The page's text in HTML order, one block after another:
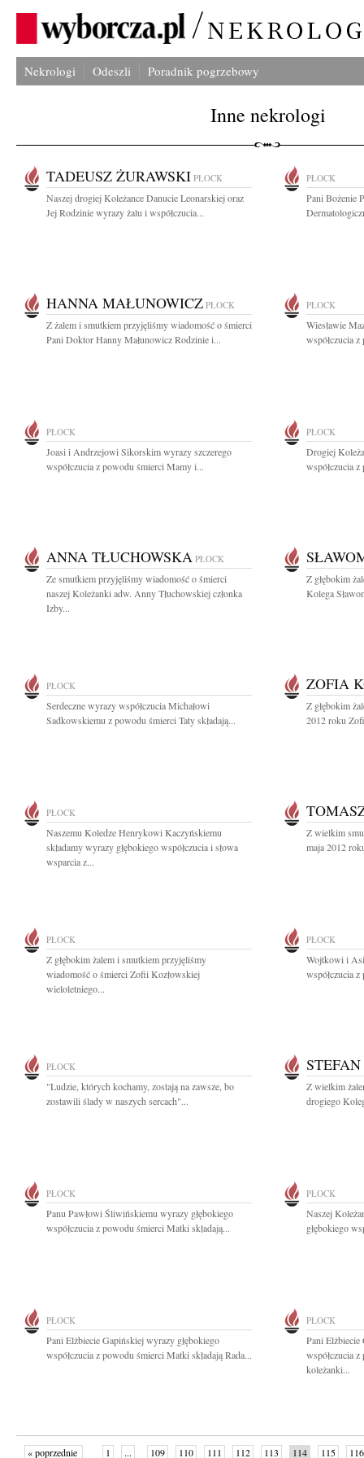
Nekrologi Odeszli Poradnik pogrzebowy
Inne nekrologi
TADEUSZ ŻURAWSKI PŁOCK
Naszej drogiej Koleżance Danucie Leonarskiej oraz
Jej Rodzinie wyrazy żalu i współczucia...
PŁOCK
Pani Bożenie
HANNA MAŁUNOWICZ PŁOCK
Z żalem i smutkiem przyjęliśmy wiadomość o śmierci
Pani Doktor Hanny Małunowicz Rodzinie i...
PŁOCK
Wiesławie
współczucia
PŁOCK
Joasi i Andrzejowi Sikorskim wyrazy szczerego
współczucia z powodu śmierci Mamy i...
PŁOCK
Drogiej
współczucia
ANNA TŁUCHOWSKA PŁOCK
Ze smutkiem przyjęliśmy wiadomość o śmierci
naszej Koleżanki adw. Anny Tłuchowskiej członka
Izby...
Z głębokim
Kolega
PŁOCK
Serdeczne wyrazy współczucia Michałowi
Sadkowskiemu z powodu śmierci Taty składają...
ZOFIA
Z głębokim
2012 roku
PŁOCK
Naszemu Koledze Henrykowi Kaczyńskiemu
składamy wyrazy głębokiego współczucia i słowa
wsparcia z...
Z wielkim
maja 2012
PŁOCK
Z głębokim żalem i smutkiem przyjęliśmy
wiadomość o śmierci Zofii Kozłowskiej
wieloletniego...
PŁOCK
Wojtkowi i
współczucia
PŁOCK
"Ludzie, których kochamy, zostają na zawsze, bo
zostawili ślady w naszych sercach"...
Z wielkim
drogiego
PŁOCK
Panu Pawłowi Śliwińskiemu wyrazy głębokiego
współczucia z powodu śmierci Matki składają...
PŁOCK
Naszej
głębokiego
PŁOCK
Pani Elżbiecie Gapińskiej wyrazy głębokiego
współczucia z powodu śmierci Matki składają Rada...
PŁOCK
Pani Elżbiecie
współczucia
koleżanki...
« poprzednie 1 ... 109 110 111 112 113 114 115 116